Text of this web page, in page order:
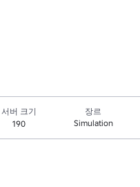
서버 크기
190
장르
Simulation